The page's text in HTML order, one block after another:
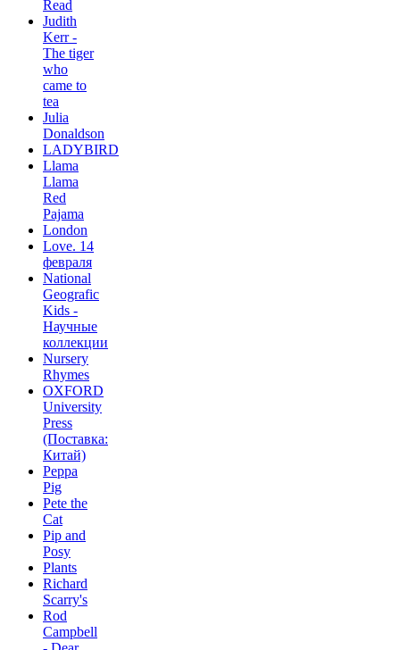
Read
Judith
Kerr -
The tiger
who
came to
tea
Julia
Donaldson
LADYBIRD
Llama
Llama
Red
Pajama
London
Love. 14
февраля
National
Geografic
Kids -
Научные
коллекции
Nursery
Rhymes
OXFORD
University
Press
(Поставка:
Китай)
Peppa
Pig
Pete the
Сat
Pip and
Posy
Plants
Richard
Scarry's
Rod
Campbell